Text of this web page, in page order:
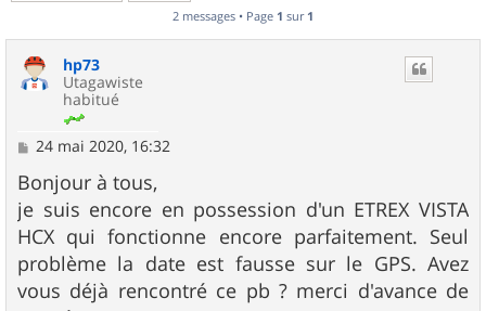
2 messages • Page 1 sur 1
hp73
Utagawiste
habitué
M
s
s
a
g
e
24 mai 2020, 16:32
Bonjour à tous,
je suis encore en possession d'un ETREX VISTA
HCX qui fonctionne encore parfaitement. Seul
problème la date est fausse sur le GPS. Avez
vous déjà rencontré ce pb ? merci d'avance de